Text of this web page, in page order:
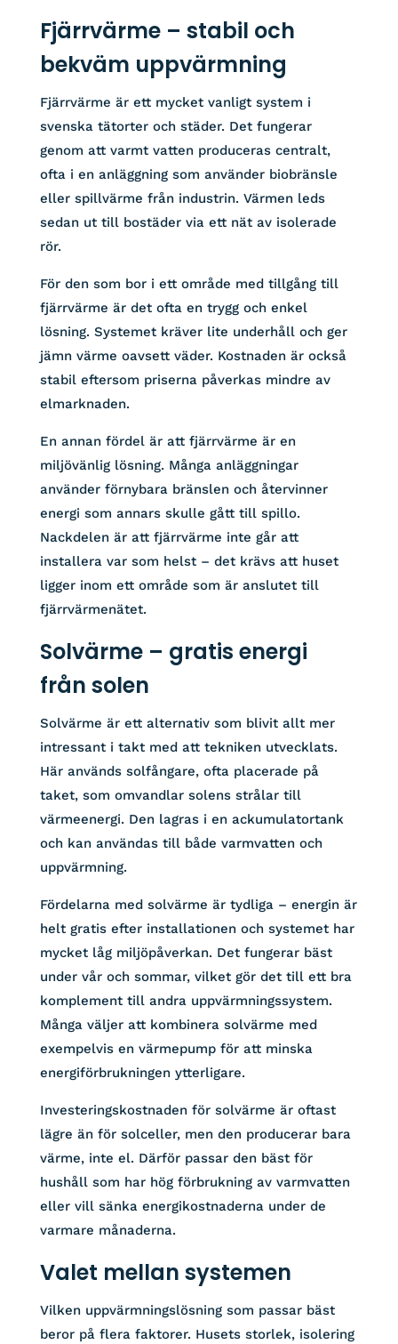
Fjärrvärme – stabil och
bekväm uppvärmning
Fjärrvärme är ett mycket vanligt system i
svenska tätorter och städer. Det fungerar
genom att varmt vatten produceras centralt,
ofta i en anläggning som använder biobränsle
eller spillvärme från industrin. Värmen leds
sedan ut till bostäder via ett nät av isolerade
rör.
För den som bor i ett område med tillgång till
fjärrvärme är det ofta en trygg och enkel
lösning. Systemet kräver lite underhåll och ger
jämn värme oavsett väder. Kostnaden är också
stabil eftersom priserna påverkas mindre av
elmarknaden.
En annan fördel är att fjärrvärme är en
miljövänlig lösning. Många anläggningar
använder förnybara bränslen och återvinner
energi som annars skulle gått till spillo.
Nackdelen är att fjärrvärme inte går att
installera var som helst – det krävs att huset
ligger inom ett område som är anslutet till
fjärrvärmenätet.
Solvärme – gratis energi
från solen
Solvärme är ett alternativ som blivit allt mer
intressant i takt med att tekniken utvecklats.
Här används solfångare, ofta placerade på
taket, som omvandlar solens strålar till
värmeenergi. Den lagras i en ackumulatortank
och kan användas till både varmvatten och
uppvärmning.
Fördelarna med solvärme är tydliga – energin är
helt gratis efter installationen och systemet har
mycket låg miljöpåverkan. Det fungerar bäst
under vår och sommar, vilket gör det till ett bra
komplement till andra uppvärmningssystem.
Många väljer att kombinera solvärme med
exempelvis en värmepump för att minska
energiförbrukningen ytterligare.
Investeringskostnaden för solvärme är oftast
lägre än för solceller, men den producerar bara
värme, inte el. Därför passar den bäst för
hushåll som har hög förbrukning av varmvatten
eller vill sänka energikostnaderna under de
varmare månaderna.
Valet mellan systemen
Vilken uppvärmningslösning som passar bäst
beror på flera faktorer. Husets storlek, isolering